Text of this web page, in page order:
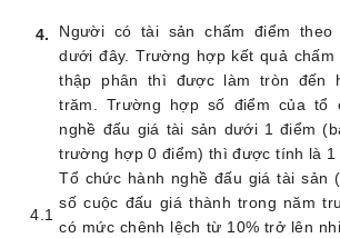
4.
Người có tài sản chấm điểm theo
dưới đây. Trường hợp kết quả chấm
thập phân thì được làm tròn đến
trăm. Trường hợp số điểm của tổ
nghề đấu giá tài sản dưới 1 điểm
trường hợp 0 điểm) thì được tính là 1
4.1
Tổ chức hành nghề đấu giá tài sản
số cuộc đấu giá thành trong năm
có mức chênh lệch từ 10% trở lên